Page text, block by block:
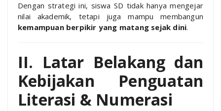
Dengan strategi ini, siswa SD tidak hanya mengejar
nilai akademik, tetapi juga mampu membangun
kemampuan berpikir yang matang sejak dini.
II. Latar Belakang dan
Kebijakan Penguatan
Literasi & Numerasi